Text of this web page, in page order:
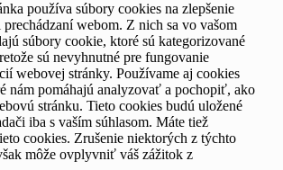
používa súbory cookies na zlepšenie
webom. Z nich sa vo vašom
súbory cookie, ktoré sú kategorizované
sú nevyhnutné pre fungovanie
webovej stránky. Používame aj cookies
nám pomáhajú analyzovať a pochopiť, ako
stránku. Tieto cookies budú uložené
iba s vaším súhlasom. Máte tiež
cookies. Zrušenie niektorých z týchto
môže ovplyvniť váš zážitok z